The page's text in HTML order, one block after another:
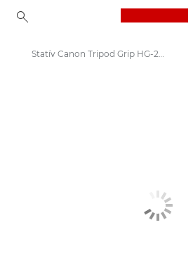
Statív Canon Tripod Grip HG-200TBR